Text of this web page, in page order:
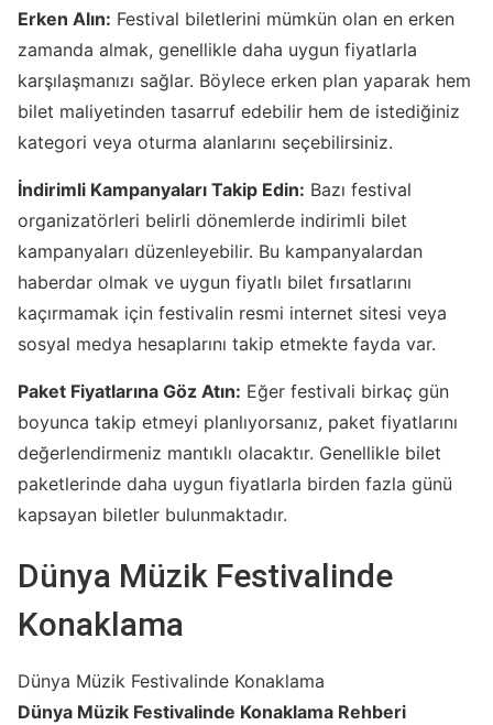
Erken Alın: Festival biletlerini mümkün olan en erken
zamanda almak, genellikle daha uygun fiyatlarla
karşılaşmanızı sağlar. Böylece erken plan yaparak hem
bilet maliyetinden tasarruf edebilir hem de istediğiniz
kategori veya oturma alanlarını seçebilirsiniz.
İndirimli Kampanyaları Takip Edin: Bazı festival
organizatörleri belirli dönemlerde indirimli bilet
kampanyaları düzenleyebilir. Bu kampanyalardan
haberdar olmak ve uygun fiyatlı bilet fırsatlarını
kaçırmamak için festivalin resmi internet sitesi veya
sosyal medya hesaplarını takip etmekte fayda var.
Paket Fiyatlarına Göz Atın: Eğer festivali birkaç gün
boyunca takip etmeyi planlıyorsanız, paket fiyatlarını
değerlendirmeniz mantıklı olacaktır. Genellikle bilet
paketlerinde daha uygun fiyatlarla birden fazla günü
kapsayan biletler bulunmaktadır.
Dünya Müzik Festivalinde
Konaklama
Dünya Müzik Festivalinde Konaklama
Dünya Müzik Festivalinde Konaklama Rehberi